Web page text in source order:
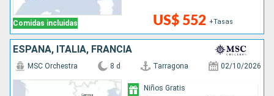
Comidas incluidas US$ 552 +Tasas
ESPAÑA, ITALIA, FRANCIA
MSC Orchestra 8 d Tarragona 02/10/2026
Niños Gratis